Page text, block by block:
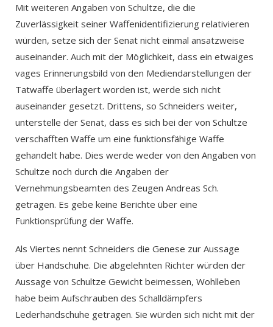
Mit weiteren Angaben von Schultze, die die
Zuverlässigkeit seiner Waffenidentifizierung relativieren
würden, setze sich der Senat nicht einmal ansatzweise
auseinander. Auch mit der Möglichkeit, dass ein etwaiges
vages Erinnerungsbild von den Mediendarstellungen der
Tatwaffe überlagert worden ist, werde sich nicht
auseinander gesetzt. Drittens, so Schneiders weiter,
unterstelle der Senat, dass es sich bei der von Schultze
verschafften Waffe um eine funktionsfähige Waffe
gehandelt habe. Dies werde weder von den Angaben von
Schultze noch durch die Angaben der
Vernehmungsbeamten des Zeugen Andreas Sch.
getragen. Es gebe keine Berichte über eine
Funktionsprüfung der Waffe.
Als Viertes nennt Schneiders die Genese zur Aussage
über Handschuhe. Die abgelehnten Richter würden der
Aussage von Schultze Gewicht beimessen, Wohlleben
habe beim Aufschrauben des Schalldämpfers
Lederhandschuhe getragen. Sie würden sich nicht mit der